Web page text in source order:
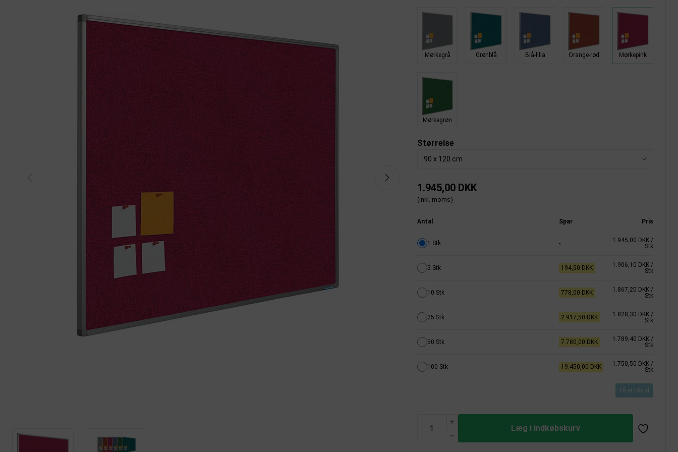
Mørkegrå Grønblå Blå-lilla Orange-rød Mørkepink
Mørkegrøn
Størrelse
90 x 120 cm
1.945,00 DKK
(inkl. moms)
Antal Spar Pris
1 Stk - 1.945,00 DKK /
Stk
5 Stk 194,50 DKK 1.906,10 DKK /
Stk
10 Stk 778,00 DKK 1.867,20 DKK /
Stk
25 Stk 2.917,50 DKK 1.828,30 DKK /
Stk
50 Stk 7.780,00 DKK 1.789,40 DKK /
Stk
100 Stk 19.450,00 DKK 1.750,50 DKK /
Stk
Få et tilbud
Læg i indkøbskurv